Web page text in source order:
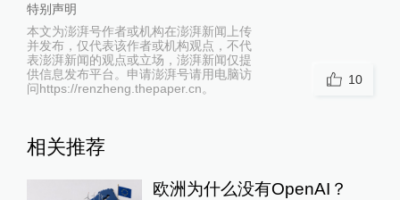
特别声明
本文为澎湃号作者或机构在澎湃新闻上传
并发布，仅代表该作者或机构观点，不代
表澎湃新闻的观点或立场，澎湃新闻仅提
供信息发布平台。申请澎湃号请用电脑访
问https://renzheng.thepaper.cn。
10
相关推荐
欧洲为什么没有OpenAI？